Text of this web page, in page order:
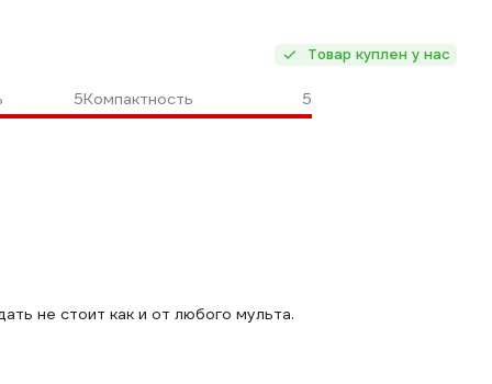
Товар куплен у нас
5Компактность
5
не стоит как и от любого мульта.